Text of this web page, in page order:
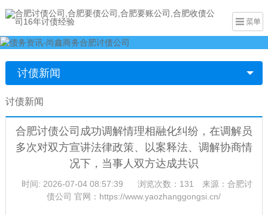
讨债新闻
讨债新闻
合肥讨债公司成功调解情理相融化纠纷，在调解员
多次对双方宣讲法律政策、以案释法、调解协商情
况下，当事人双方达成共识
时间: 2026-07-04 08:57:39 浏览次数：131
来源：合肥讨
债公司 官网：https://www.yaozhanggongsi.cn/